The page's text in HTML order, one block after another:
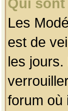
Les
est de
les
forum où